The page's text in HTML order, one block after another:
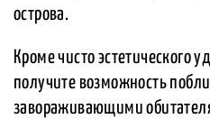
острова.
Кроме чисто эстетического
получите возможность
завораживающими